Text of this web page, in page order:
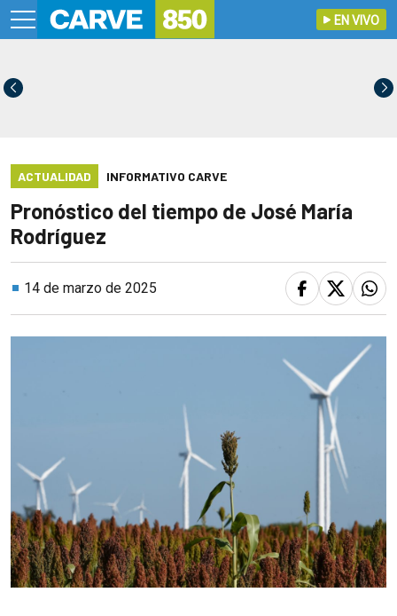
EN VIVO
ACTUALIDAD INFORMATIVO CARVE
Pronóstico del tiempo de José María
Rodríguez
14 de marzo de 2025